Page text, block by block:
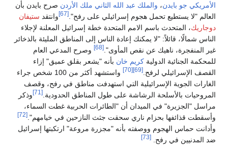
الأمريكي جو بايدن، والملك عبد الله الثاني ملك الأردن صرح بايدن بأن
العالم "لا يستطيع تحمل هجوم إسرائيلي على رفح". [67] وانتقد ستيفان
دوجاريك، المتحدث باسم الامم المتحدة خطة إسرائيل المعلنة لإجلاء
الناس شمالًا، قائلاً: "لا يمكنك إعادة الناس إلى المناطق المليئة بالذخائر
غير المنفجرة، ناهيك عن نقص المأوى". [68]
وصرح المدعي العام
للمحكمة الجنائية الدولية كريم خان بأنه "يشعر بقلق عميق" إزاء
القصف الإسرائيلي لرفح. [69]
[70]
واستشهد أكثر من 100 شخص جراء
الغارات الجوية الإسرائيلية التي استهدفت مناطق في رفح، وقصف
المروحيات بالأسلحة الرشاشة على طول المناطق الحدودية. [71]
وذكر
مراسل "الجزيرة" في الميدان أن "الطائرات الحربية غطت السماء،
وأسقطت قذائفها بحزام ناري سحقت جثث النازحين في خيامهم". [72]
وأدانت حماس الهجوم ووصفته بأنه "مجزرة مروعة" ارتكبتها إسرائيل
ضد المدنيين في رفح.
[73]